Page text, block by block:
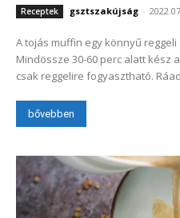
Receptek gsztszakújság -
A tojás muffin egy könnyű
Mindössze 30-60 perc alatt kész
csak reggelire fogyasztható.
bővebben